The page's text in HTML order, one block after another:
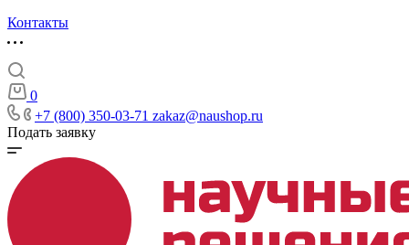
Контакты
0
+7 (800) 350-03-71 zakaz@naushop.ru
Подать заявку